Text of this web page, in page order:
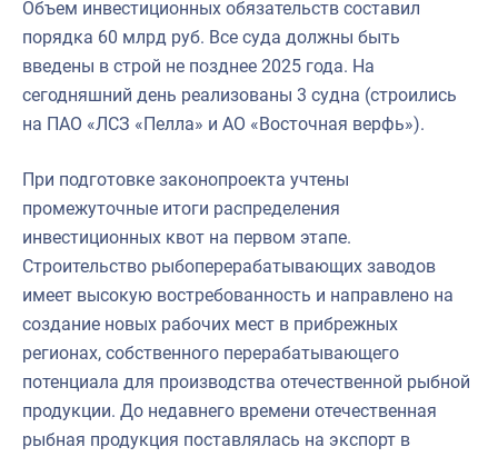
Объем инвестиционных обязательств составил
порядка 60 млрд руб. Все суда должны быть
введены в строй не позднее 2025 года. На
сегодняшний день реализованы 3 судна (строились
на ПАО «ЛСЗ «Пелла» и АО «Восточная верфь»).
При подготовке законопроекта учтены
промежуточные итоги распределения
инвестиционных квот на первом этапе.
Строительство рыбоперерабатывающих заводов
имеет высокую востребованность и направлено на
создание новых рабочих мест в прибрежных
регионах, собственного перерабатывающего
потенциала для производства отечественной рыбной
продукции. До недавнего времени отечественная
рыбная продукция поставлялась на экспорт в